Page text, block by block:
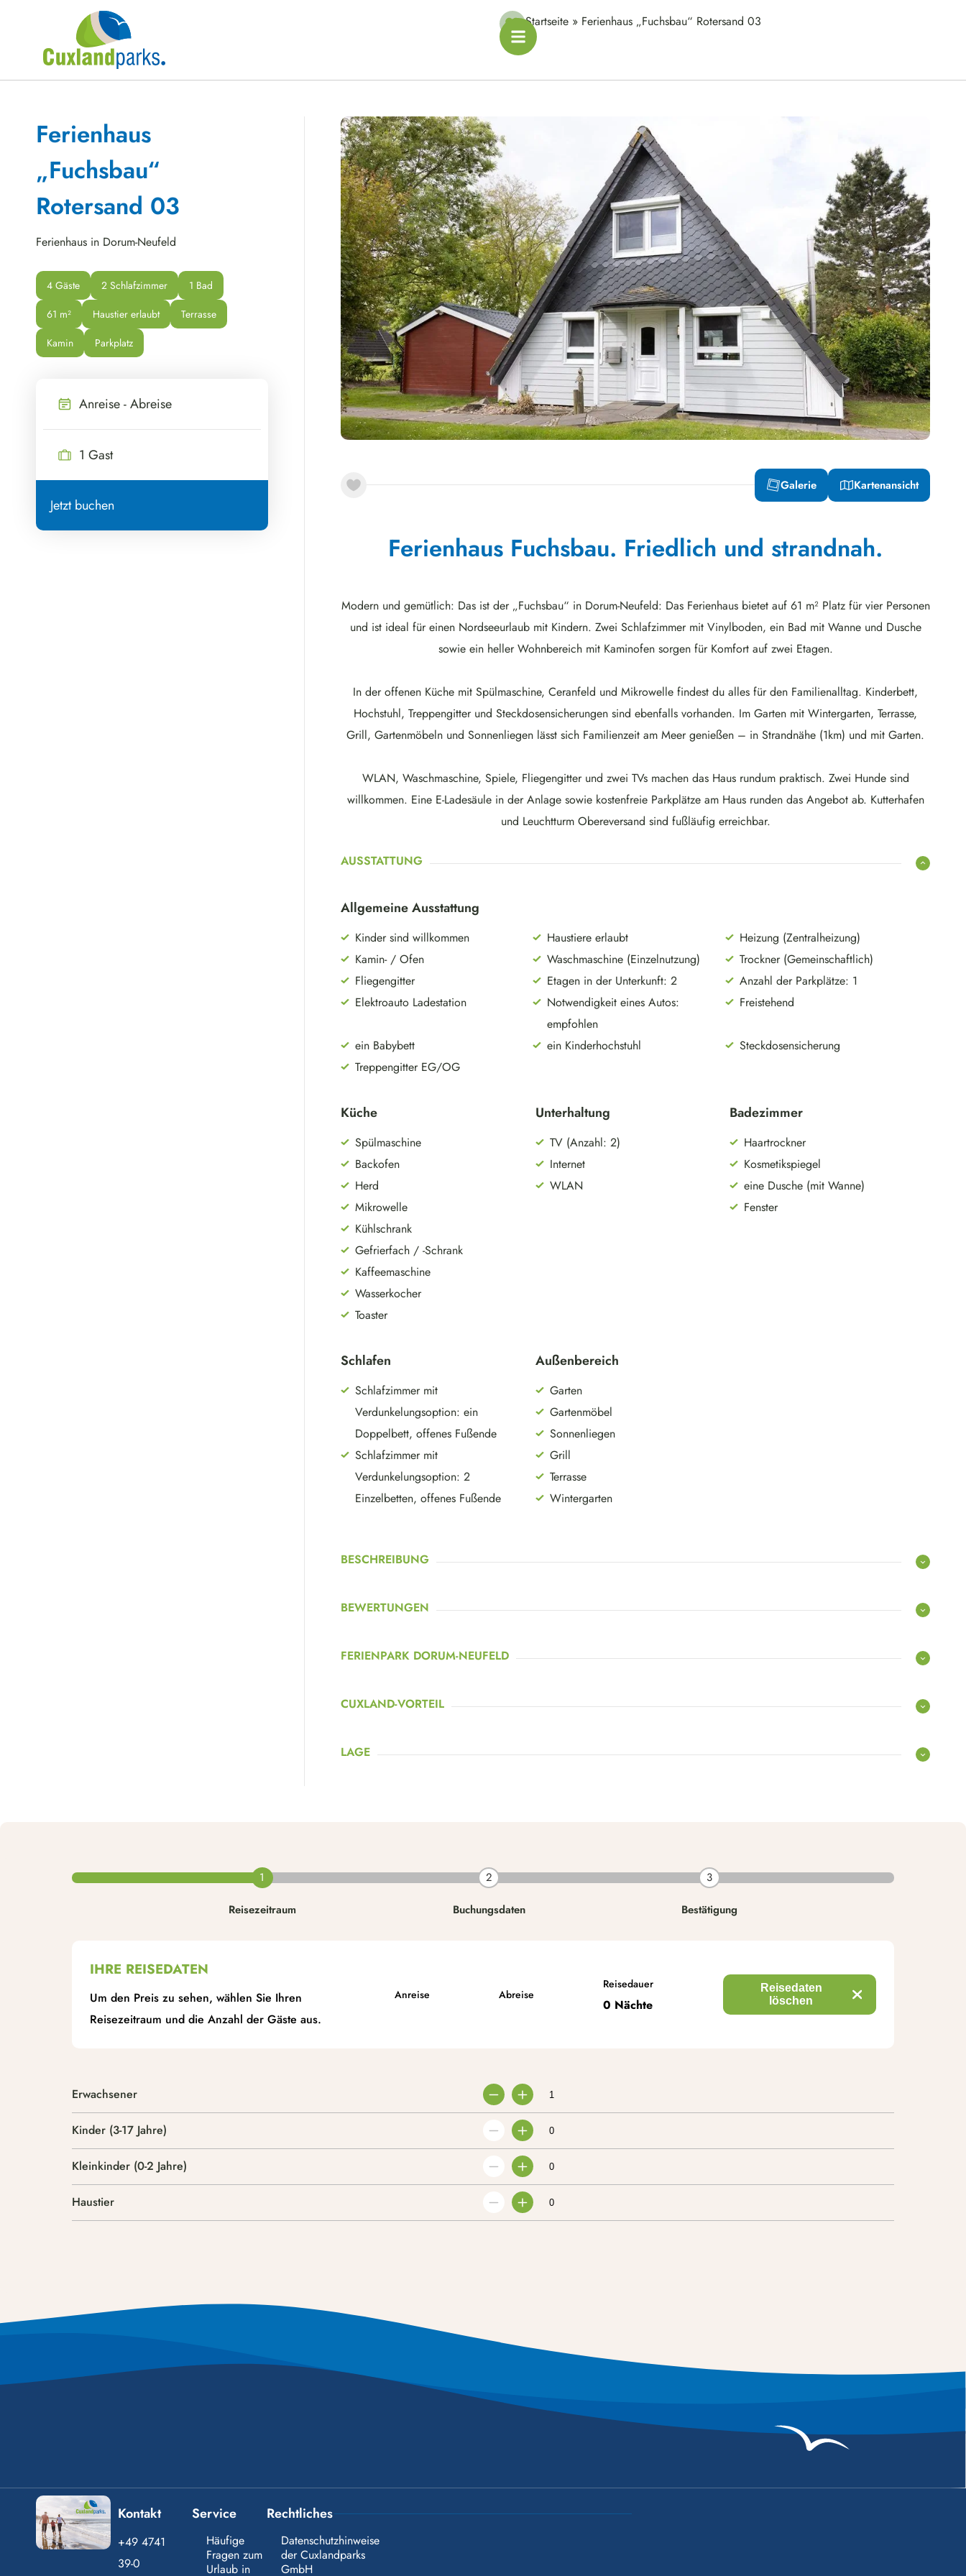
Startseite» Ferienhaus „Fuchsbau“ Rotersand 03
Ferienhaus
„Fuchsbau“
Rotersand 03
Ferienhaus in Dorum-Neufeld
4 Gäste 2 Schlafzimmer
1 Bad
61 m² Haustier erlaubt
Terrasse
Kamin
Parkplatz
Galerie Kartenansicht
Ferienhaus Fuchsbau. Friedlich und strandnah.
Modern und gemütlich: Das ist der „Fuchsbau“ in Dorum-Neufeld: Das Ferienhaus bietet auf 61 m² Platz für vier Personen
und ist ideal für einen Nordseeurlaub mit Kindern. Zwei Schlafzimmer mit Vinylboden, ein Bad mit Wanne und Dusche
sowie ein heller Wohnbereich mit Kaminofen sorgen für Komfort auf zwei Etagen.
In der offenen Küche mit Spülmaschine, Ceranfeld und Mikrowelle findest du alles für den Familienalltag. Kinderbett,
Hochstuhl, Treppengitter und Steckdosensicherungen sind ebenfalls vorhanden. Im Garten mit Wintergarten, Terrasse,
Grill, Gartenmöbeln und Sonnenliegen lässt sich Familienzeit am Meer genießen – in Strandnähe (1km) und mit Garten.
WLAN, Waschmaschine, Spiele, Fliegengitter und zwei TVs machen das Haus rundum praktisch. Zwei Hunde sind
willkommen. Eine E-Ladesäule in der Anlage sowie kostenfreie Parkplätze am Haus runden das Angebot ab. Kutterhafen
und Leuchtturm Obereversand sind fußläufig erreichbar.
AUSSTATTUNG
Allgemeine Ausstattung
Kinder sind willkommen Haustiere erlaubt
Heizung (Zentralheizung)
Kamin- / Ofen
Waschmaschine (Einzelnutzung)
Trockner (Gemeinschaftlich)
Fliegengitter
Etagen in der Unterkunft: 2
Anzahl der Parkplätze: 1
Elektroauto Ladestation
Notwendigkeit eines Autos:
empfohlen
Freistehend
ein Babybett ein Kinderhochstuhl
Steckdosensicherung
Treppengitter EG/OG
Küche
Spülmaschine
Backofen
Herd
Mikrowelle
Kühlschrank
Gefrierfach / -Schrank
Kaffeemaschine
Wasserkocher
Toaster
Unterhaltung
TV (Anzahl: 2)
Internet
WLAN
Badezimmer
Haartrockner
Kosmetikspiegel
eine Dusche (mit Wanne)
Fenster
Schlafen
Schlafzimmer mit
Verdunkelungsoption: ein
Doppelbett, offenes Fußende
Schlafzimmer mit
Verdunkelungsoption: 2
Einzelbetten, offenes Fußende
Außenbereich
Garten
Gartenmöbel
Sonnenliegen
Grill
Terrasse
Wintergarten
BESCHREIBUNG
BEWERTUNGEN
FERIENPARK DORUM-NEUFELD
CUXLAND-VORTEIL
LAGE
Kontakt
+49 4741
39-0
Service
Häufige
Fragen zum
Urlaub in
Rechtliches
Datenschutzhinweise
der Cuxlandparks
GmbH